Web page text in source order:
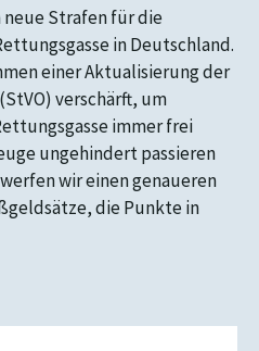
neue Strafen für die
in Deutschland.
einer Aktualisierung der
verschärft, um
immer frei
ungehindert passieren
wir einen genaueren
die Punkte in